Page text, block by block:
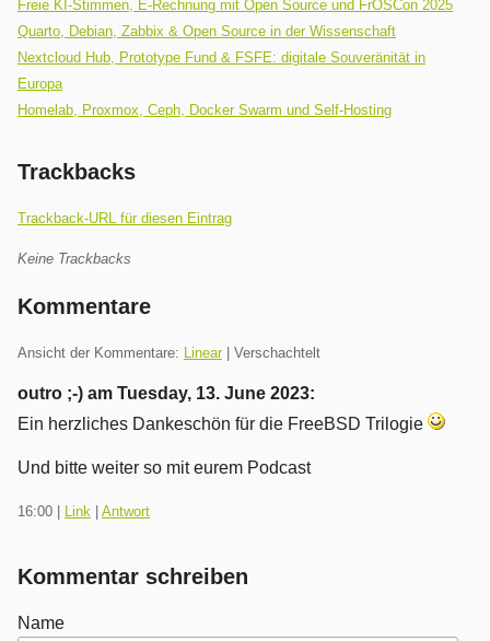
Freie KI-Stimmen, E-Rechnung mit Open Source und FrOSCon 2025
Quarto, Debian, Zabbix & Open Source in der Wissenschaft
Nextcloud Hub, Prototype Fund & FSFE: digitale Souveränität in
Europa
Homelab, Proxmox, Ceph, Docker Swarm und Self-Hosting
Trackbacks
Trackback-URL für diesen Eintrag
Keine Trackbacks
Kommentare
Ansicht der Kommentare: Linear| Verschachtelt
outro ;-) am Tuesday, 13. June 2023:
Ein herzliches Dankeschön für die FreeBSD Trilogie
Und bitte weiter so mit eurem Podcast
16:00 Link Antwort
Kommentar schreiben
Name